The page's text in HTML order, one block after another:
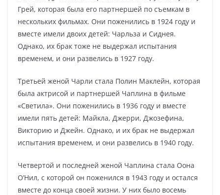
Грей, которая была его партнершей по съемкам в
нескольких фильмах. Они поженились в 1924 году и
вместе имели двоих детей: Чарльза и Сиднея.
Однако, их брак тоже не выдержал испытания
временем, и они развелись в 1927 году.
Третьей женой Чарли стала Полин Маклейн, которая
была актрисой и партнершей Чаплина в фильме
«Светила». Они поженились в 1936 году и вместе
имели пять детей: Майкла, Джерри, Джозефина,
Викторию и Джейн. Однако, и их брак не выдержал
испытания временем, и они развелись в 1940 году.
Четвертой и последней женой Чаплина стала Оона
О’Нил, с которой он поженился в 1943 году и остался
вместе до конца своей жизни. У них было восемь